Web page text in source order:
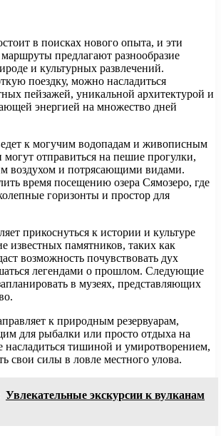
в поисках нового опыта, и эти
предлагают разнообразие
и культурных развлечений.
поездку, можно насладиться
пейзажей, уникальной архитектурой и
энергией на множество дней
к могучим водопадам и живописным
могут отправиться на пешие прогулки,
воздухом и потрясающими видами.
время посещению озера Сямозеро, где
горизонты и простор для
прикоснуться к истории и культуре
известных памятников, таких как
возможность почувствовать дух
легендами о прошлом. Следующие
в музеях, представляющих
к природным резервуарам,
для рыбалки или просто отдыха на
насладиться тишиной и умиротворением,
свои силы в ловле местного улова.
Увлекательные экскурсии к вулканам